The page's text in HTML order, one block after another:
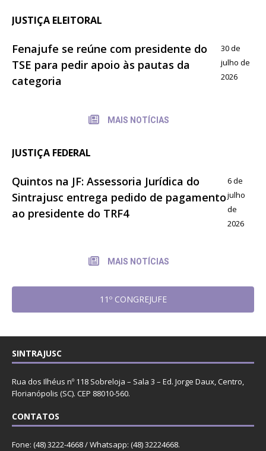
JUSTIÇA ELEITORAL
Fenajufe se reúne com presidente do
TSE para pedir apoio às pautas da
categoria
30 de
julho de
2026
MAIS NOTÍCIAS
JUSTIÇA FEDERAL
Quintos na JF: Assessoria Jurídica do
Sintrajusc entrega pedido de pagamento
ao presidente do TRF4
6 de
julho
de
2026
MAIS NOTÍCIAS
11º CONGREJUFE
SINTRAJUSC
Rua dos Ilhéus nº 118 Sobreloja – Sala 3 – Ed. Jorge Daux, Centro,
Florianópolis (SC). CEP 88010-560.
CONTATOS
Fone: (48) 3222-4668 / Whatsapp: (48) 32224668.